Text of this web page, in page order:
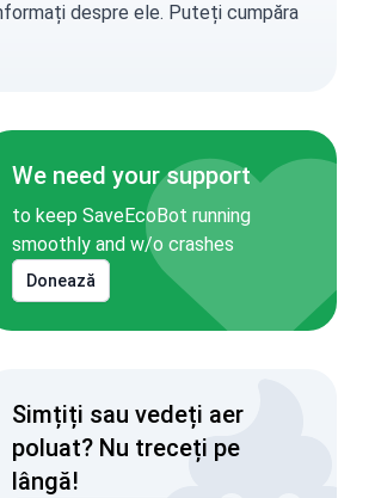
despre ele. Puteți cumpăra
We need your support
to keep SaveEcoBot running
smoothly and w/o crashes
Donează
Simțiți sau vedeți aer
poluat? Nu treceți pe
lângă!